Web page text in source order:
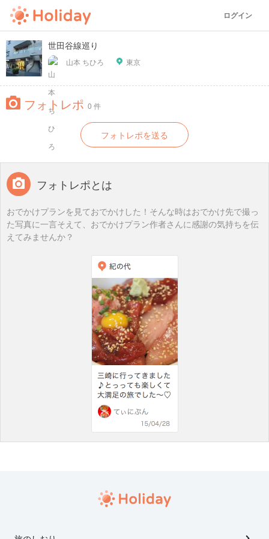
ログイン
世田谷線巡り
山本 ちひろ 東京
フォトレポ 0 件
フォトレポを送る
フォトレポとは
おでかけプランを見ておでかけした！そんな時はおでかけ先で撮っ
た写真に一言そえて、おでかけプラン作者さんに感謝の気持ちを伝
えてみませんか？